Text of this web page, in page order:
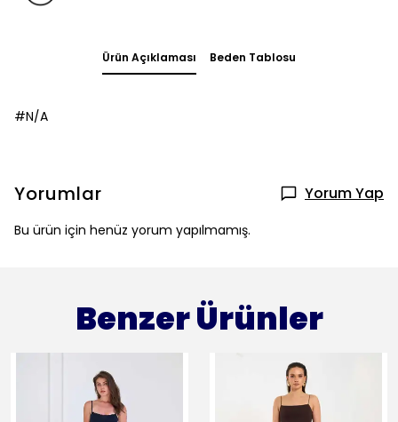
Ürün Açıklaması Beden Tablosu
#N/A
Yorumlar Yorum Yap
Bu ürün için henüz yorum yapılmamış.
Benzer Ürünler